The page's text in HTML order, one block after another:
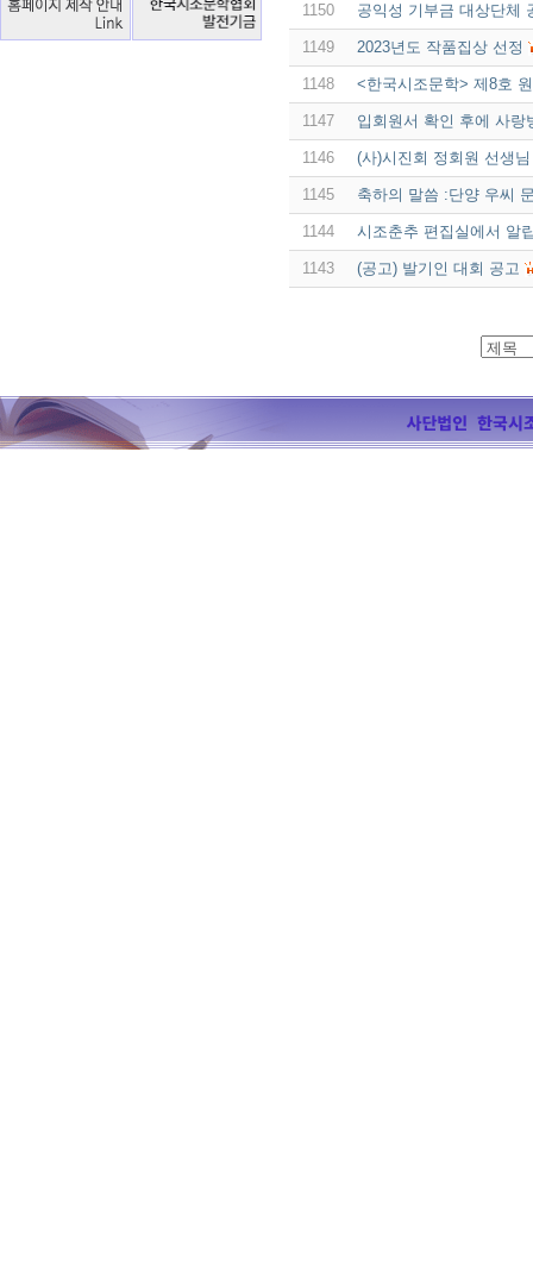
1150 공익성 기부금 대상단체
1149 2023년도 작품집상 선정
1148 <한국시조문학> 제8호
1147 입회원서 확인 후에 사랑
1146 (사)시진회 정회원 선생
1145 축하의 말씀 :단양 우씨
1144 시조춘추 편집실에서 알
1143 (공고) 발기인 대회 공고